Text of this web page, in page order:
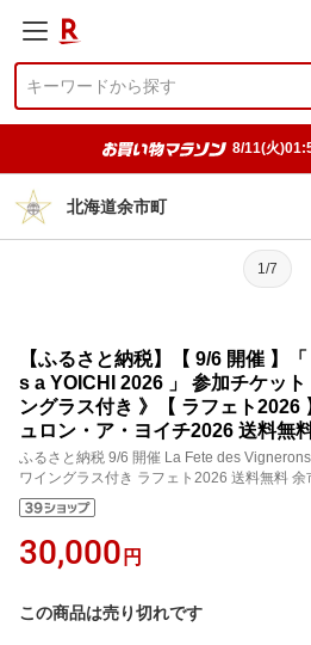
8/11(火
北海道余市町
1/7
【ふるさと納税】【 9/6 開催 】
s a YOICHI 2026 」 参加チケッ
ングラス付き 》【 ラフェト2026
ュロン・ア・ヨイチ2026 送料無
ふるさと納税 9/6 開催 La Fete des
ワイングラス付き ラフェト2026 送料無料 余
30,000 円
この商品は売り切れです